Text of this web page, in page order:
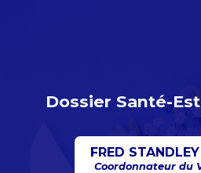
Dossier Santé-
FRED
Coordonnateur du